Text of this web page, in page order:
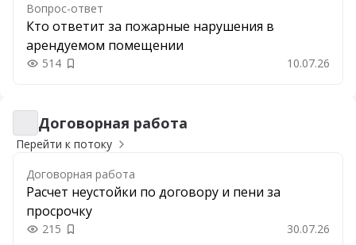
Вопрос-ответ
Кто ответит за пожарные нарушения в
арендуемом помещении
514 Добавить в закладки 10.07.26
Договорная работа
Договорная работа
Перейти к потоку
Договорная работа
Расчет неустойки по договору и пени за
просрочку
215 Добавить в закладки 30.07.26